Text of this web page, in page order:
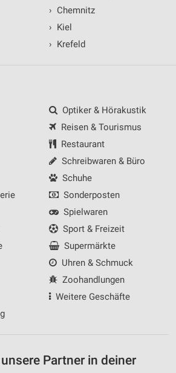
› Chemnitz
› Kiel
› Krefeld
Optiker & Hörakustik
Reisen & Tourismus
Restaurant
Schreibwaren & Büro
Schuhe
Sonderposten
Spielwaren
Sport & Freizeit
Supermärkte
Uhren & Schmuck
Zoohandlungen
Weitere Geschäfte
Partner in deiner